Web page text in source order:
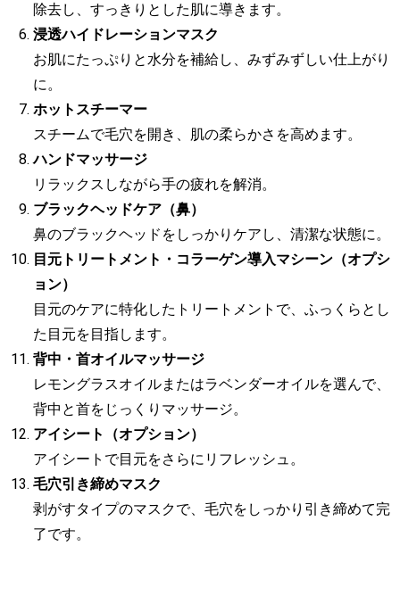
除去し、すっきりとした肌に導きます。
浸透ハイドレーションマスク
お肌にたっぷりと水分を補給し、みずみずしい仕上がり
に。
ホットスチーマー
スチームで毛穴を開き、肌の柔らかさを高めます。
ハンドマッサージ
リラックスしながら手の疲れを解消。
ブラックヘッドケア（鼻）
鼻のブラックヘッドをしっかりケアし、清潔な状態に。
目元トリートメント・コラーゲン導入マシーン（オプシ
ョン）
目元のケアに特化したトリートメントで、ふっくらとし
た目元を目指します。
背中・首オイルマッサージ
レモングラスオイルまたはラベンダーオイルを選んで、
背中と首をじっくりマッサージ。
アイシート（オプション）
アイシートで目元をさらにリフレッシュ。
毛穴引き締めマスク
剥がすタイプのマスクで、毛穴をしっかり引き締めて完
了です。